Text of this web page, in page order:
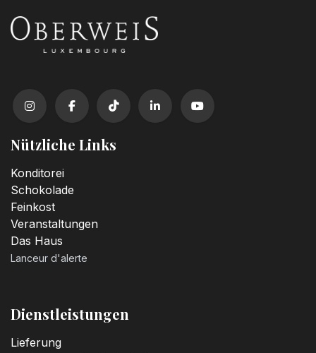
Nützliche Links
Konditorei
Schokolade
Feinkost
Veranstaltungen
Das Haus
Lanceur d'alerte
Dienstleistungen
Lieferung